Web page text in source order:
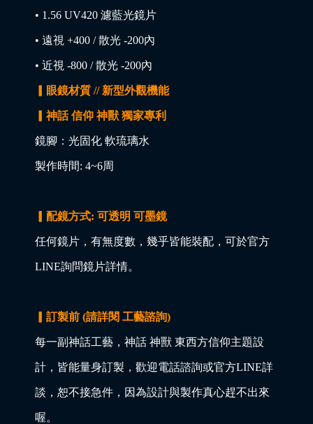
• 1.56 UV420 濾藍光鏡片
• 遠視 +400 / 散光 -200內
• 近視 -800 / 散光 -200內
▎眼鏡材質 // 新型外觀機能
▎神話 信仰 神獸 獨家專利
鏡腳：光固化 軟琉璃水
製作時間: 4~6周
▎配鏡方式: 可透明 可墨鏡
任何鏡片，有無度數，幾乎皆能裝配，可於官方
LINE詢問鏡片詳情。
▎訂製前 (請詳閱 工藝諮詢)
每一副神話工藝，神話 神獸 東西方信仰主題設
計，皆能量身訂製，歡迎電話諮詢或官方LINE詳
談，恕不接急件，因為設計與製作真心趕不出來
喔。